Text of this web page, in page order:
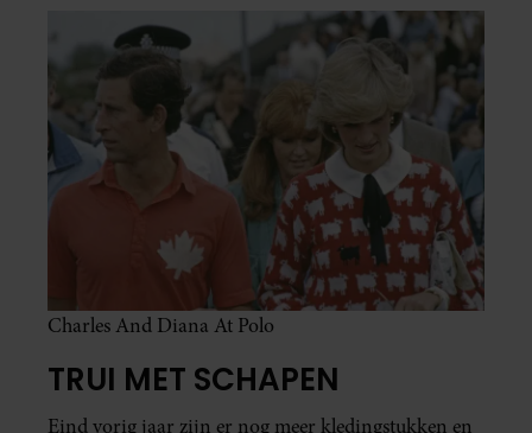
Charles And Diana At Polo
TRUI MET SCHAPEN
Eind vorig jaar zijn er nog meer kledingstukken en